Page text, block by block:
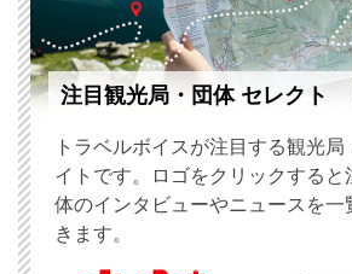
注目観光局・団体 セレクト
トラベルボイスが注目する観光
イトです。ロゴをクリックすると
体のインタビューやニュースを一
きます。